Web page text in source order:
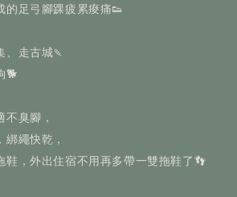
的足弓腳踝疲累痠痛👟
、走古城🍡
🐕
臭腳，
繩快乾，
鞋，外出住宿不用再多帶一雙拖鞋了👣